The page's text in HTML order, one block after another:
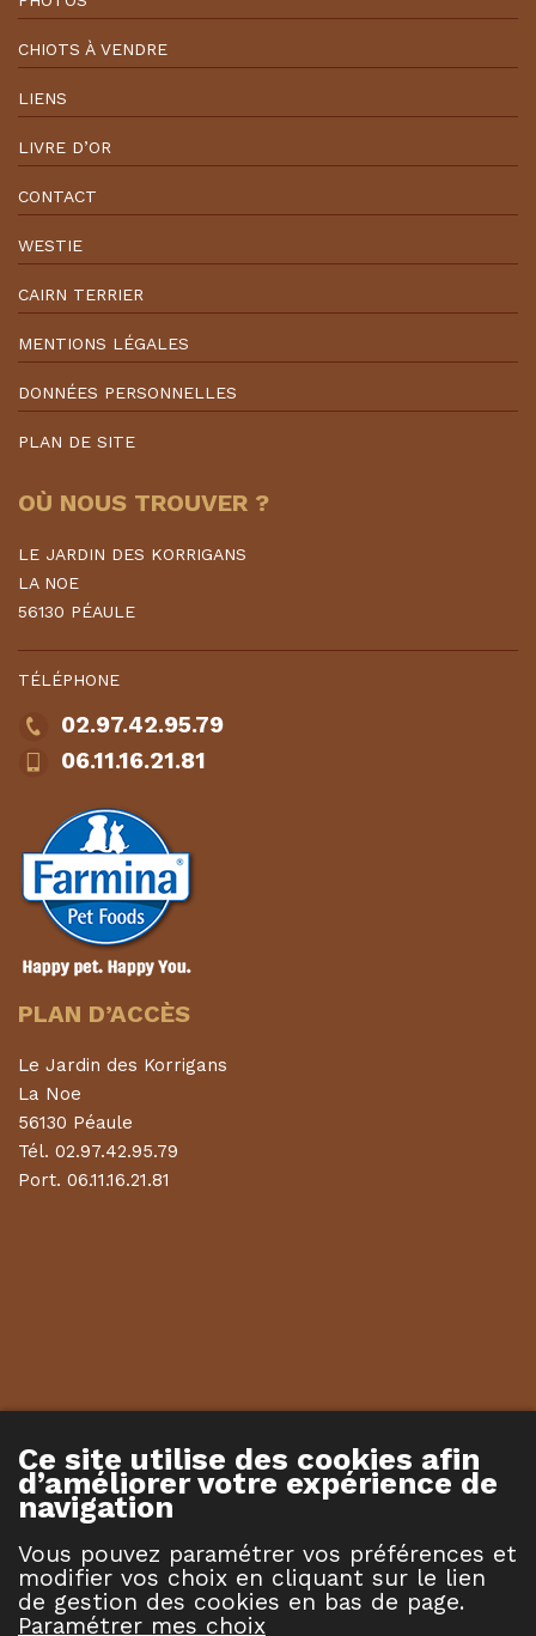
CHIOTS À VENDRE
LIENS
LIVRE D’OR
CONTACT
WESTIE
CAIRN TERRIER
MENTIONS LÉGALES
DONNÉES PERSONNELLES
PLAN DE SITE
OÙ NOUS TROUVER ?
LE JARDIN DES KORRIGANS
LA NOE
56130 PÉAULE
TÉLÉPHONE
02.97.42.95.79
06.11.16.21.81
PLAN D’ACCÈS
Le Jardin des Korrigans
La Noe
56130 Péaule
Tél. 02.97.42.95.79
Port. 06.11.16.21.81
Ce site utilise des cookies afin
d’améliorer votre expérience de
navigation
Vous pouvez paramétrer vos préférences et
modifier vos choix en cliquant sur le lien
de gestion des cookies en bas de page.
Paramétrer mes choix